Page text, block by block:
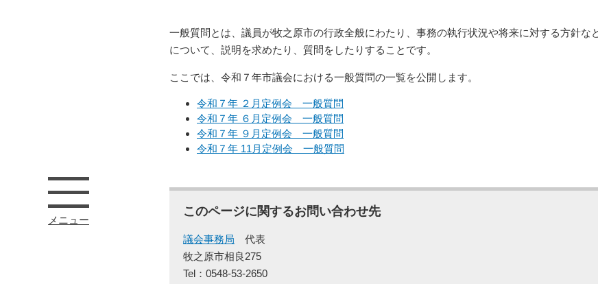
メニュー
一般質問とは、議員が牧之原市の行政全般にわたり、事務の執行状況や将来に対する方針な
について、説明を求めたり、質問をしたりすることです。
ここでは、令和７年市議会における一般質問の一覧を公開します。
令和７年 ２月定例会 一般質問
令和７年 ６月定例会 一般質問
令和７年 ９月定例会 一般質問
令和７年 11月定例会 一般質問
このページに関するお問い合わせ先
議会事務局
代表
牧之原市相良275
Tel：0548-53-2650